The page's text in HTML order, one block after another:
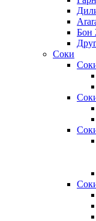
Бон
Соки